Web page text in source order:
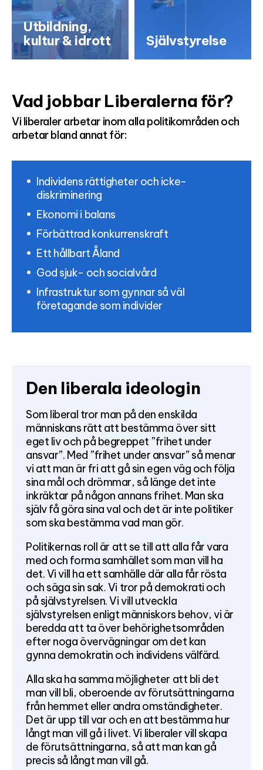
Utbildning,
kultur & idrott
Självstyrelse
Vad jobbar Liberalerna för?
Vi liberaler arbetar inom alla politikområden och
arbetar bland annat för:
Individens rättigheter och icke-
diskriminering
Ekonomi i balans
Förbättrad konkurrenskraft
Ett hållbart Åland
God sjuk- och socialvård
Infrastruktur som gynnar så väl
företagande som individer
Den liberala ideologin
Som liberal tror man på den enskilda
människans rätt att bestämma över sitt
eget liv och på begreppet ”frihet under
ansvar”. Med ”frihet under ansvar” så menar
vi att man är fri att gå sin egen väg och följa
sina mål och drömmar, så länge det inte
inkräktar på någon annans frihet. Man ska
själv få göra sina val och det är inte politiker
som ska bestämma vad man gör.
Politikernas roll är att se till att alla får vara
med och forma samhället som man vill ha
det. Vi vill ha ett samhälle där alla får rösta
och säga sin sak. Vi tror på demokrati och
på självstyrelsen. Vi vill utveckla
självstyrelsen enligt människors behov, vi är
beredda att ta över behörighetsområden
efter noga övervägningar om det kan
gynna demokratin och individens välfärd.
Alla ska ha samma möjligheter att bli det
man vill bli, oberoende av förutsättningarna
från hemmet eller andra omständigheter.
Det är upp till var och en att bestämma hur
långt man vill gå i livet. Vi liberaler vill skapa
de förutsättningarna, så att man kan gå
precis så långt man vill gå.